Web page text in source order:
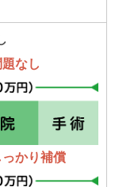
なし
かり補償